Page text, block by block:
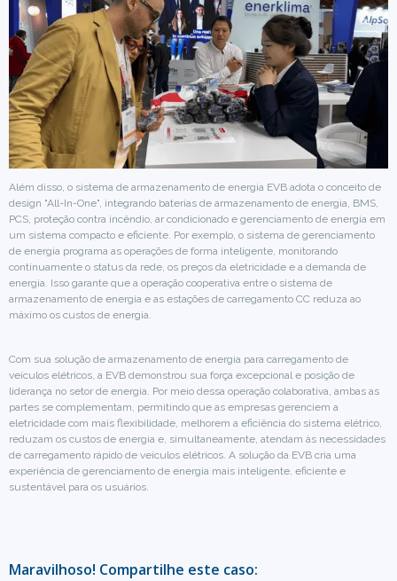
Além disso, o sistema de armazenamento de energia EVB adota o conceito de
design "All-In-One", integrando baterias de armazenamento de energia, BMS,
PCS, proteção contra incêndio, ar condicionado e gerenciamento de energia em
um sistema compacto e eficiente. Por exemplo, o sistema de gerenciamento
de energia programa as operações de forma inteligente, monitorando
continuamente o status da rede, os preços da eletricidade e a demanda de
energia. Isso garante que a operação cooperativa entre o sistema de
armazenamento de energia e as estações de carregamento CC reduza ao
máximo os custos de energia.
Com sua solução de armazenamento de energia para carregamento de
veículos elétricos, a EVB demonstrou sua força excepcional e posição de
liderança no setor de energia. Por meio dessa operação colaborativa, ambas as
partes se complementam, permitindo que as empresas gerenciem a
eletricidade com mais flexibilidade, melhorem a eficiência do sistema elétrico,
reduzam os custos de energia e, simultaneamente, atendam às necessidades
de carregamento rápido de veículos elétricos. A solução da EVB cria uma
experiência de gerenciamento de energia mais inteligente, eficiente e
sustentável para os usuários.
Maravilhoso! Compartilhe este caso: